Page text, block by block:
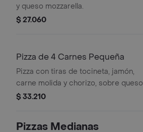
y queso mozzarella.
$ 27.060
Pizza de 4 Carnes Pequeña
Pizza con tiras de tocineta, jamón,
carne molida y chorizo, sobre queso
mozzarella de la casa.
$ 33.210
Pizzas Medianas